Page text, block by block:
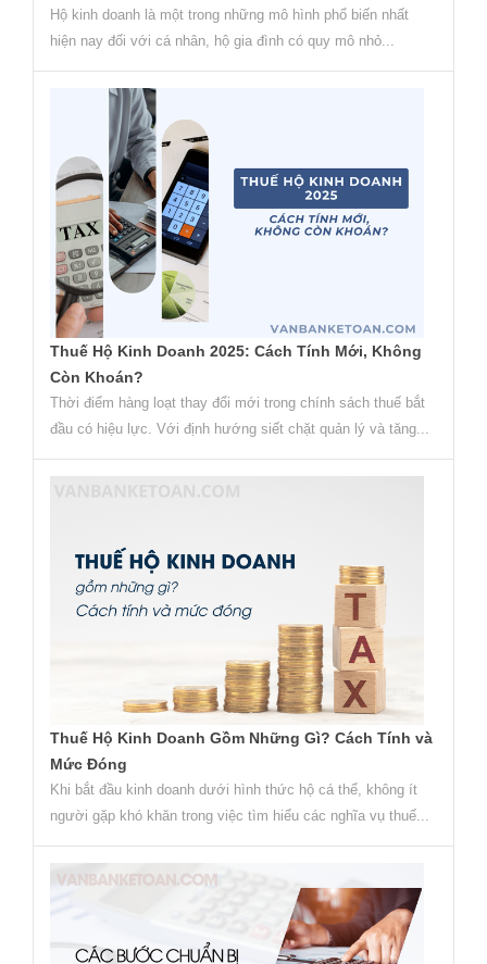
Hộ kinh doanh là một trong những mô hình phổ biến nhất
hiện nay đối với cá nhân, hộ gia đình có quy mô nhỏ...
Thuế Hộ Kinh Doanh 2025: Cách Tính Mới, Không
Còn Khoán?
Thời điểm hàng loạt thay đổi mới trong chính sách thuế bắt
đầu có hiệu lực. Với định hướng siết chặt quản lý và tăng...
Thuế Hộ Kinh Doanh Gồm Những Gì? Cách Tính và
Mức Đóng
Khi bắt đầu kinh doanh dưới hình thức hộ cá thể, không ít
người gặp khó khăn trong việc tìm hiểu các nghĩa vụ thuế...